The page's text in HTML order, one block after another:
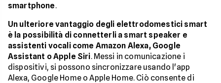
smartphone.
Un ulteriore vantaggio degli elettrodomestici smart
è la possibilità di connetterli a smart speaker e
assistenti vocali come Amazon Alexa, Google
Assistant o Apple Siri. Messi in comunicazione i
dispositivi, si possono sincronizzare usando l'app
Alexa, Google Home o Apple Home. Ciò consente di